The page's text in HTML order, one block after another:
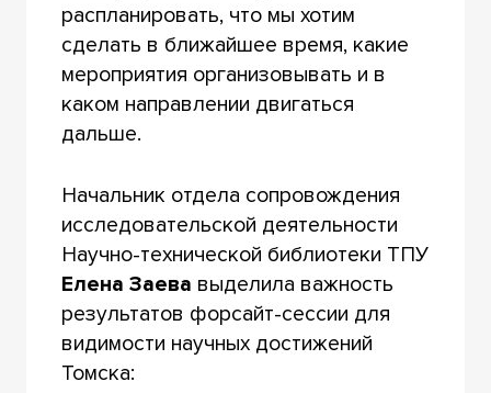
распланировать, что мы хотим
сделать в ближайшее время, какие
мероприятия организовывать и в
каком направлении двигаться
дальше.
Начальник отдела сопровождения
исследовательской деятельности
Научно-технической библиотеки ТПУ
Елена Заева выделила важность
результатов форсайт-сессии для
видимости научных достижений
Томска: